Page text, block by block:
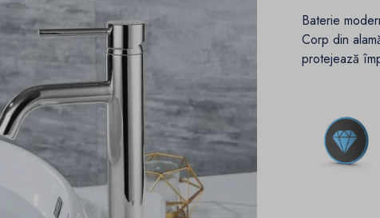
Baterie
Corp din
protejează